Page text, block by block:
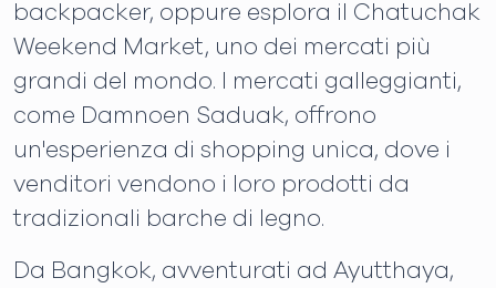
backpacker, oppure esplora il Chatuchak
Weekend Market, uno dei mercati più
grandi del mondo. I mercati galleggianti,
come Damnoen Saduak, offrono
un'esperienza di shopping unica, dove i
venditori vendono i loro prodotti da
tradizionali barche di legno.
Da Bangkok, avventurati ad Ayutthaya,